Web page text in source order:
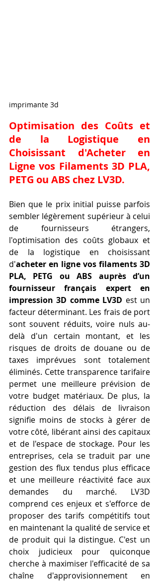
imprimante 3d
Optimisation des Coûts et
de la Logistique en
Choisissant d'Acheter en
Ligne vos Filaments 3D PLA,
PETG ou ABS chez LV3D.
Bien que le prix initial puisse parfois
sembler légèrement supérieur à celui
de fournisseurs étrangers,
l'optimisation des coûts globaux et
de la logistique en choisissant
d'acheter en ligne vos filaments 3D
PLA, PETG ou ABS auprès d’un
fournisseur français expert en
impression 3D comme LV3D est un
facteur déterminant. Les frais de port
sont souvent réduits, voire nuls au-
delà d'un certain montant, et les
risques de droits de douane ou de
taxes imprévues sont totalement
éliminés. Cette transparence tarifaire
permet une meilleure prévision de
votre budget matériaux. De plus, la
réduction des délais de livraison
signifie moins de stocks à gérer de
votre côté, libérant ainsi des capitaux
et de l'espace de stockage. Pour les
entreprises, cela se traduit par une
gestion des flux tendus plus efficace
et une meilleure réactivité face aux
demandes du marché. LV3D
comprend ces enjeux et s'efforce de
proposer des tarifs compétitifs tout
en maintenant la qualité de service et
de produit qui la distingue. C'est un
choix judicieux pour quiconque
cherche à maximiser l'efficacité de sa
chaîne d'approvisionnement en